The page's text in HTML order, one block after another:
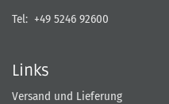
Tel: +49 5246 92600
Links
Versand und Lieferung